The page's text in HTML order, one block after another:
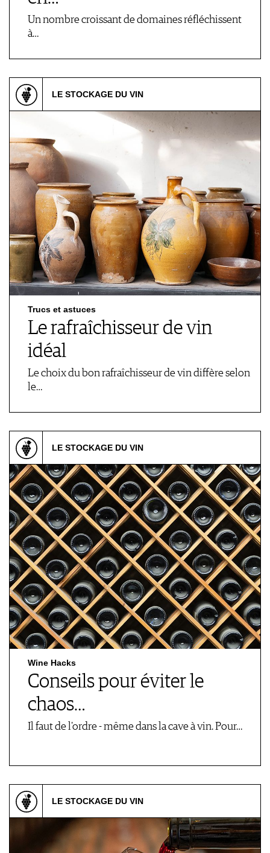
Un nombre croissant de domaines réfléchissent
à…
LE STOCKAGE DU VIN
Trucs et astuces
Le rafraîchisseur de vin
idéal
Le choix du bon rafraîchisseur de vin diffère selon
le…
LE STOCKAGE DU VIN
Wine Hacks
Conseils pour éviter le
chaos…
Il faut de l'ordre - même dans la cave à vin. Pour…
LE STOCKAGE DU VIN